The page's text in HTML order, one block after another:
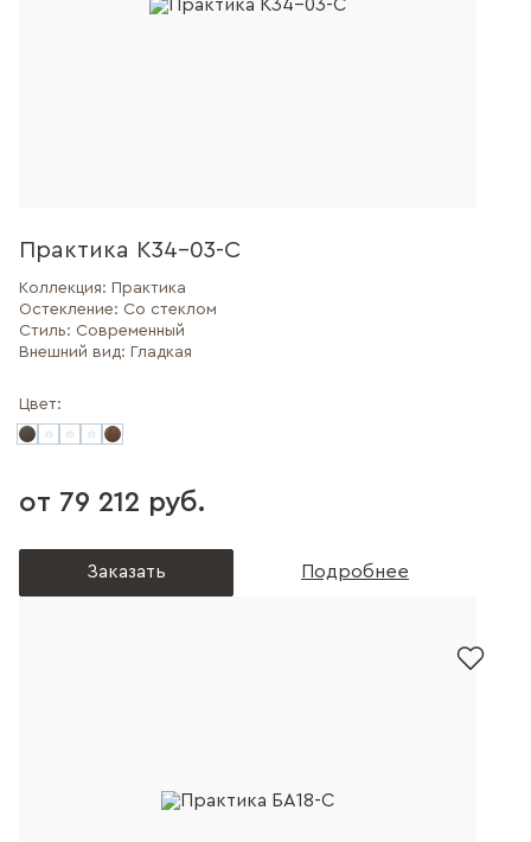
Практика К34-03-С
Коллекция: Практика
Остекление: Со стеклом
Стиль: Современный
Внешний вид: Гладкая
Цвет:
от 79 212 руб.
Заказать Подробнее